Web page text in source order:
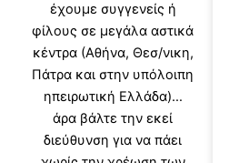
έχουμε συγγενείς ή
φίλους σε μεγάλα αστικά
κέντρα (Αθήνα, Θεσ/νικη,
Πάτρα και στην υπόλοιπη
ηπειρωτική Ελλάδα)…
άρα βάλτε την εκεί
διεύθυνση για να πάει